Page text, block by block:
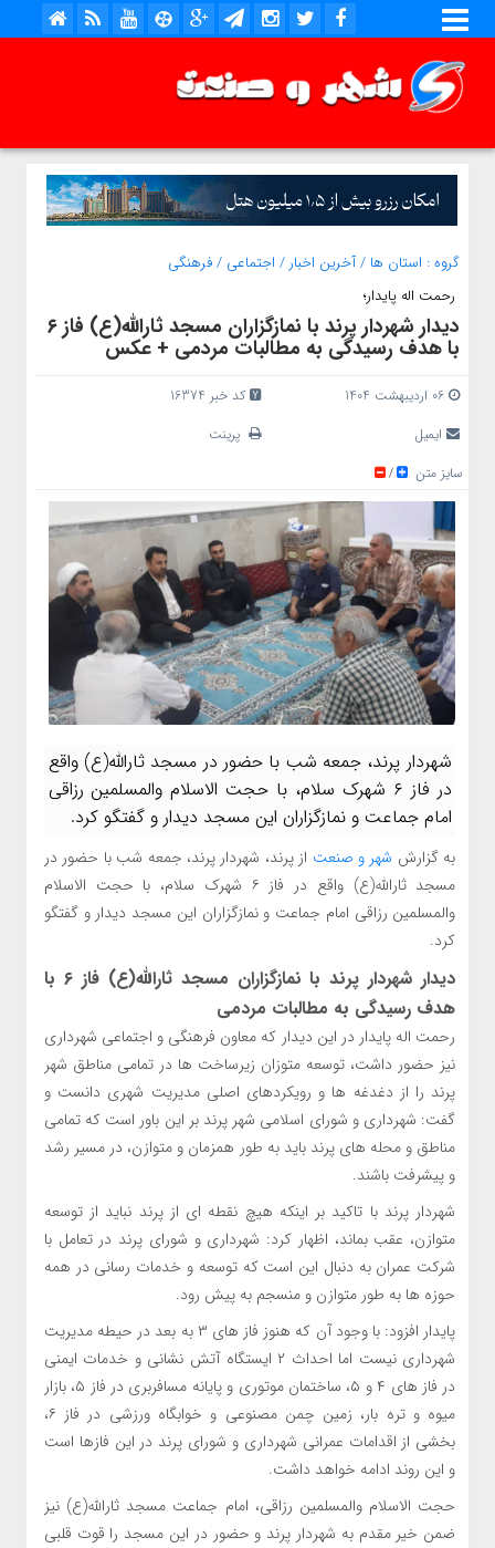
گروه : استان ها /آخرین اخبار / اجتماعی /فرهنگی
رحمت اله پایدار؛
دیدار شهردار پرند با نمازگزاران مسجد ثارالله(ع) فاز ۶
با هدف رسیدگی به مطالبات مردمی + عکس
06 اردیبهشت 1404
کد خبر 16374
ایمیل
پرینت
سایز متن
/
شهردار پرند، جمعه شب با حضور در مسجد ثارالله(ع) واقع
در فاز ۶ شهرک سلام، با حجت الاسلام والمسلمین رزاقی
امام جماعت و نمازگزاران این مسجد دیدار و گفتگو کرد.
به گزارش شهر و صنعت از پرند، شهردار پرند، جمعه شب با حضور در
مسجد ثارالله(ع) واقع در فاز ۶ شهرک سلام، با حجت الاسلام
والمسلمین رزاقی امام جماعت و نمازگزاران این مسجد دیدار و گفتگو
کرد.
دیدار شهردار پرند با نمازگزاران مسجد ثارالله(ع) فاز ۶ با
هدف رسیدگی به مطالبات مردمی
رحمت اله پایدار در این دیدار که معاون فرهنگی و اجتماعی شهرداری
نیز حضور داشت، توسعه متوزان زیرساخت ها در تمامی مناطق شهر
پرند را از دغدغه ها و رویکردهای اصلی مدیریت شهری دانست و
گفت: شهرداری و شورای اسلامی شهر پرند بر این باور است که تمامی
مناطق و محله های پرند باید به طور همزمان و متوازن، در مسیر رشد
و پیشرفت باشند.
شهردار پرند با تاکید بر اینکه هیچ نقطه ای از پرند نباید از توسعه
متوازن، عقب بماند، اظهار کرد: شهرداری و شورای پرند در تعامل با
شرکت عمران به دنبال این است که توسعه و خدمات رسانی در همه
حوزه ها به طور متوازن و منسجم به پیش رود.
پایدار افزود: با وجود آن که هنوز فاز های ۳ به بعد در حیطه مدیریت
شهرداری نیست اما احداث ۲ ایستگاه آتش نشانی و خدمات ایمنی
در فاز های ۴ و ۵، ساختمان موتوری و پایانه مسافربری در فاز ۵، بازار
میوه و تره بار، زمین چمن مصنوعی و خوابگاه ورزشی در فاز ۶،
بخشی از اقدامات عمرانی شهرداری و شورای پرند در این فازها است
و این روند ادامه خواهد داشت.
حجت الاسلام والمسلمین رزاقی، امام جماعت مسجد ثارالله(ع) نیز
ضمن خیر مقدم به شهردار پرند و حضور در این مسجد را قوت قلبی